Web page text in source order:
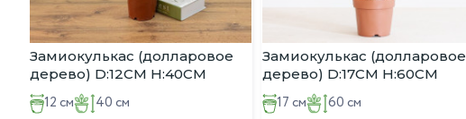
Замиокулькас (долларовое
дерево) D:12CM H:40CM
12 см 40 см
Замиокулькас (долларовое
дерево) D:17CM H:60CM
17 см 60 см